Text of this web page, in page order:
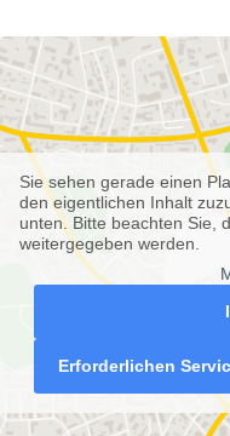
Sie sehen gerade einen
den eigentlichen Inhalt
unten. Bitte beachten Sie,
weitergegeben werden.
Erforderlichen